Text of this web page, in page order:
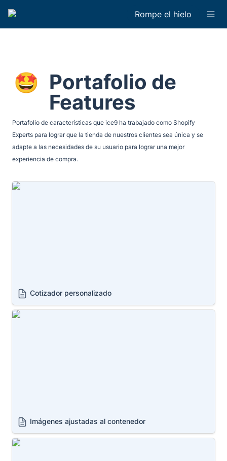
Rompe el hielo
🤩 Portafolio de
Features
Portafolio de características que ice9 ha trabajado como Shopify
Experts para lograr que la tienda de nuestros clientes sea única y se
adapte a las necesidades de su usuario para lograr una mejor
experiencia de compra.
Cotizador personalizado
Cotizador personalizado
Imágenes ajustadas al contenedor
Imágenes ajustadas al contenedor
Sticky add